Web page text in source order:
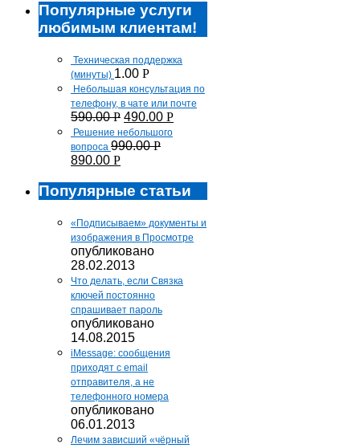
Популярные услуги
любимым клиентам!
Техническая поддержка
(минуты) 1.00 Р
Небольшая консультация по
телефону, в чате или почте
590.00Р 490.00 Р
Решение небольшого
вопроса 990.00Р
890.00 Р
Популярные статьи
«Подписываем» документы и
изображения в Просмотре
опубликовано
28.02.2013
Что делать, если Связка
ключей постоянно
спрашивает пароль
опубликовано
14.08.2015
iMessage: сообщения
приходят с email
отправителя, а не
телефонного номера
опубликовано
06.01.2013
Лечим зависший «чёрный